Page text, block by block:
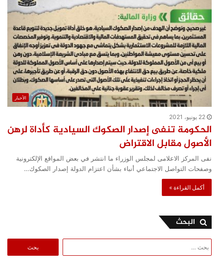
الأخبار
22 يونيو، 2021
الحكومة تنفى إصدار الصكوك السيادية كأداة لرهن
الأصول مقابل الاقتراض
نفى المركز الاعلامى لمجلس الوزراء ما انتشر في بعض المواقع الإلكترونية
وصفحات التواصل الاجتماعي أنباء بشأن اعتزام الدولة إصدار الصكوك…
أكمل القراءة »
البحث
عن: